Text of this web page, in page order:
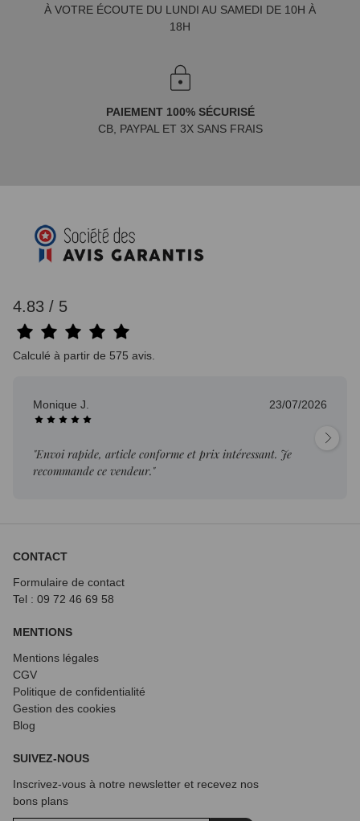
À VOTRE ÉCOUTE DU LUNDI AU SAMEDI DE 10H À
18H
PAIEMENT 100% SÉCURISÉ
CB, PAYPAL ET 3X SANS FRAIS
4.83 / 5
Calculé à partir de 575 avis.
Monique J. 23/07/2026
"Envoi rapide, article conforme et prix intéressant. Je
recommande ce vendeur."
CONTACT
Formulaire de contact
Tel : 09 72 46 69 58
MENTIONS
Mentions légales
CGV
Politique de confidentialité
Gestion des cookies
Blog
SUIVEZ-NOUS
Inscrivez-vous à notre newsletter et recevez nos
bons plans